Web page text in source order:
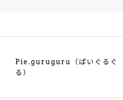
Pie.guruguru（ぱいぐるぐ
る）